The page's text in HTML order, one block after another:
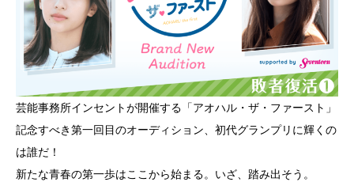
芸能事務所インセントが開催する「アオハル・ザ・ファースト」
記念すべき第一回目のオーディション、初代グランプリに輝くの
は誰だ！
新たな青春の第一歩はここから始まる。いざ、踏み出そう。